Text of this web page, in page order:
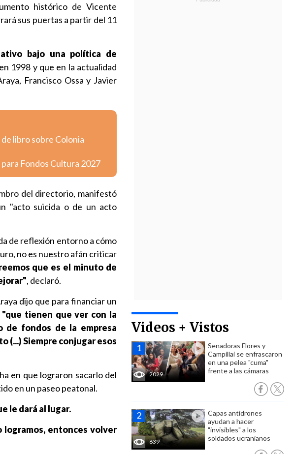
Videos + Vistos
2029
Senadoras Flores y
Campillai se enfrascaron
en una pelea "cuma"
frente a las cámaras
639
Capas antidrones
ayudan a hacer
"invisibles" a los
soldados ucranianos
histórico de Vicente
sus puertas a partir del 11
bajo una política de
1998 y que en la actualidad
Francisco Ossa y Javier
libro sobre Colonia
Fondos Cultura 2027
del directorio, manifestó
"acto suicida o de un acto
de reflexión entorno a cómo
no es nuestro afán criticar
que es el minuto de
, declaró.
dijo que para financiar un
"que tienen que ver con la
de fondos de la empresa
(...) Siempre conjugar esos
en que lograron sacarlo del
en un paseo peatonal.
le dará al lugar.
logramos, entonces volver